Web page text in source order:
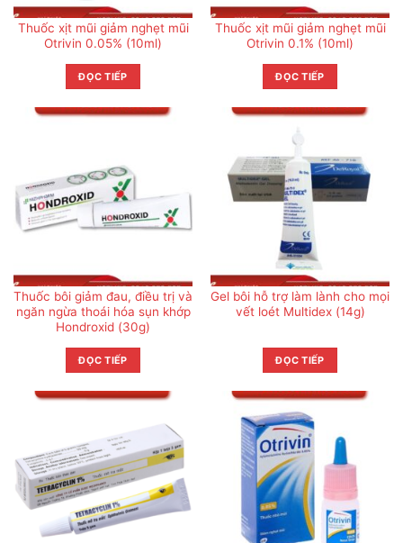
Thuốc xịt mũi giảm nghẹt mũi
Otrivin 0.05% (10ml)
ĐỌC TIẾP
Thuốc xịt mũi giảm nghẹt mũi
Otrivin 0.1% (10ml)
ĐỌC TIẾP
Thuốc bôi giảm đau, điều trị và
ngăn ngừa thoái hóa sụn khớp
Hondroxid (30g)
ĐỌC TIẾP
Gel bôi hỗ trợ làm lành cho mọi
vết loét Multidex (14g)
ĐỌC TIẾP